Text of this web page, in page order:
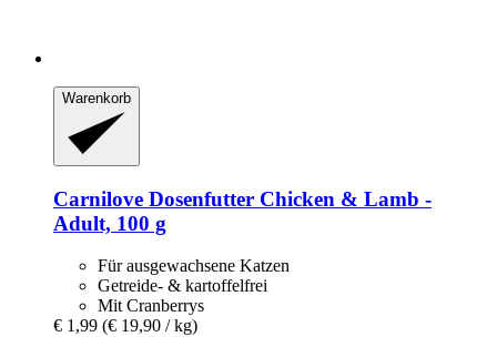
Warenkorb
Carnilove Dosenfutter Chicken & Lamb -​
Adult, 100 g
Für ausgewachsene Katzen
Getreide- & kartoffelfrei
Mit Cranberrys
€ 1,99 (€ 19,90 / kg)